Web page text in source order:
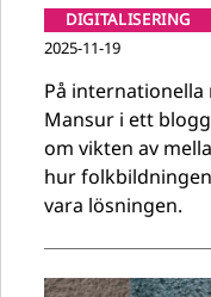
DIGITALISERING
2025-11-19
På
Mansur i ett
om vikten av
hur
vara lösningen.